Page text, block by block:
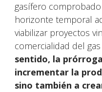
gasífero
horizonte temporal
viabilizar proyectos
comercialidad del
sentido, la
incrementar la
sino también a